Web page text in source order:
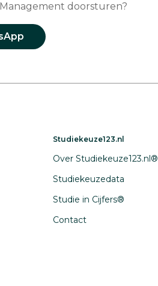
doorsturen?
Studiekeuze123.nl
Over Studiekeuze123.nl®
Studiekeuzedata
Studie in Cijfers®
Contact